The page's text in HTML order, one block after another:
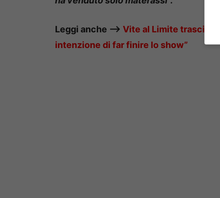
Leggi anche ——> Vite al Limite
intenzione di far finire lo show”